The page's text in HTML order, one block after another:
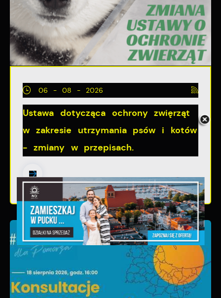
06 - 08 - 2026
Ustawa dotycząca ochrony zwięrząt
w zakresie utrzymania psów i kotów
- zmiany w przepisach.